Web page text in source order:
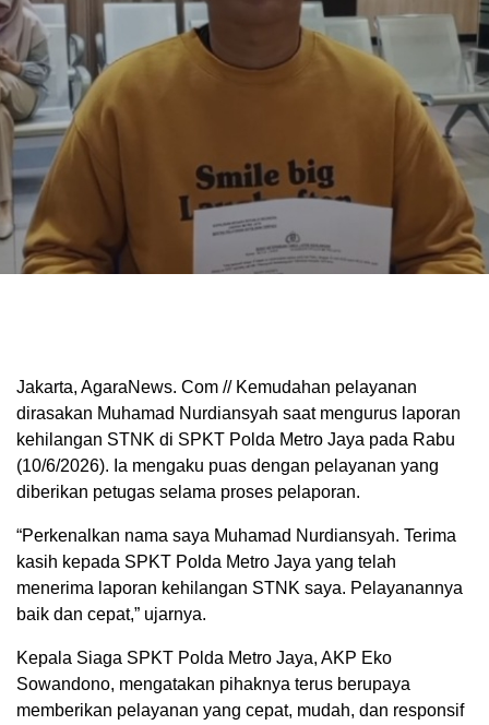
Jakarta, AgaraNews. Com // Kemudahan pelayanan
dirasakan Muhamad Nurdiansyah saat mengurus laporan
kehilangan STNK di SPKT Polda Metro Jaya pada Rabu
(10/6/2026). Ia mengaku puas dengan pelayanan yang
diberikan petugas selama proses pelaporan.
“Perkenalkan nama saya Muhamad Nurdiansyah. Terima
kasih kepada SPKT Polda Metro Jaya yang telah
menerima laporan kehilangan STNK saya. Pelayanannya
baik dan cepat,” ujarnya.
Kepala Siaga SPKT Polda Metro Jaya, AKP Eko
Sowandono, mengatakan pihaknya terus berupaya
memberikan pelayanan yang cepat, mudah, dan responsif